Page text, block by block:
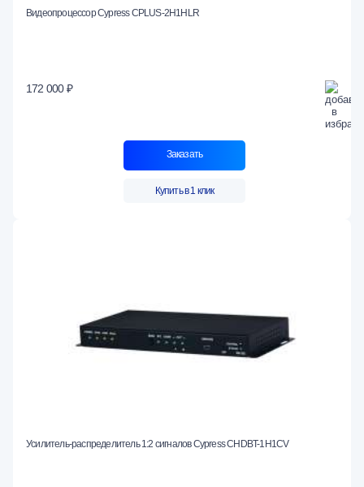
Видеопроцессор Cypress CPLUS-2H1HLR
172 000 ₽
Заказать
Купить в 1 клик
Усилитель-распределитель 1:2 сигналов Cypress CHDBT-1H1CV